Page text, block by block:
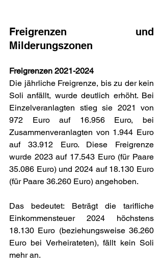
Freigrenzen und
Milderungszonen
Freigrenzen 2021-2024
Die jährliche Freigrenze, bis zu der kein
Soli anfällt, wurde deutlich erhöht. Bei
Einzelveranlagten stieg sie 2021 von
972 Euro auf 16.956 Euro, bei
Zusammenveranlagten von 1.944 Euro
auf 33.912 Euro. Diese Freigrenze
wurde 2023 auf 17.543 Euro (für Paare
35.086 Euro) und 2024 auf 18.130 Euro
(für Paare 36.260 Euro) angehoben.
Das bedeutet: Beträgt die tarifliche
Einkommensteuer 2024 höchstens
18.130 Euro (beziehungsweise 36.260
Euro bei Verheirateten), fällt kein Soli
mehr an.